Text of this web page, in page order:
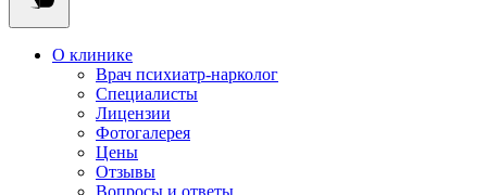
О клинике
Врач психиатр-нарколог
Специалисты
Лицензии
Фотогалерея
Цены
Отзывы
Вопросы и ответы